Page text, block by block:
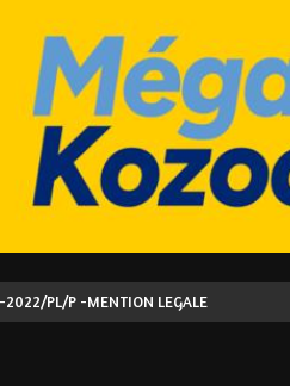
2022/PL/P -MENTION LEGALE